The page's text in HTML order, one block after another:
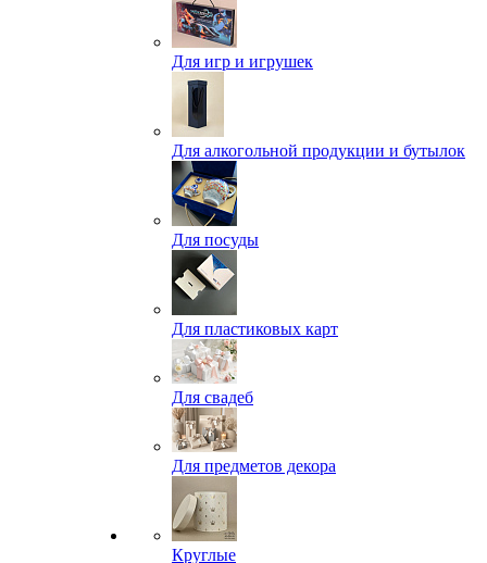
Для игр и игрушек
Для алкогольной продукции и бутылок
Для посуды
Для пластиковых карт
Для свадеб
Для предметов декора
Круглые